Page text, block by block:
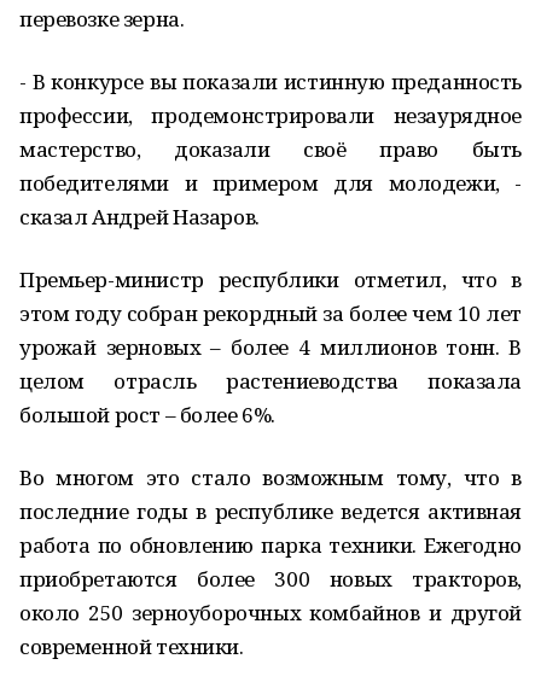
перевозке зерна.
- В конкурсе вы показали истинную преданность
профессии, продемонстрировали незаурядное
мастерство, доказали своё право быть
победителями и примером для молодежи, -
сказал Андрей Назаров.
Премьер-министр республики отметил, что в
этом году собран рекордный за более чем 10 лет
урожай зерновых – более 4 миллионов тонн. В
целом отрасль растениеводства показала
большой рост – более 6%.
Во многом это стало возможным тому, что в
последние годы в республике ведется активная
работа по обновлению парка техники. Ежегодно
приобретаются более 300 новых тракторов,
около 250 зерноуборочных комбайнов и другой
современной техники.